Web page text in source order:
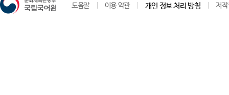
도움말 이용 약관 개인 정보 처리 방침 저